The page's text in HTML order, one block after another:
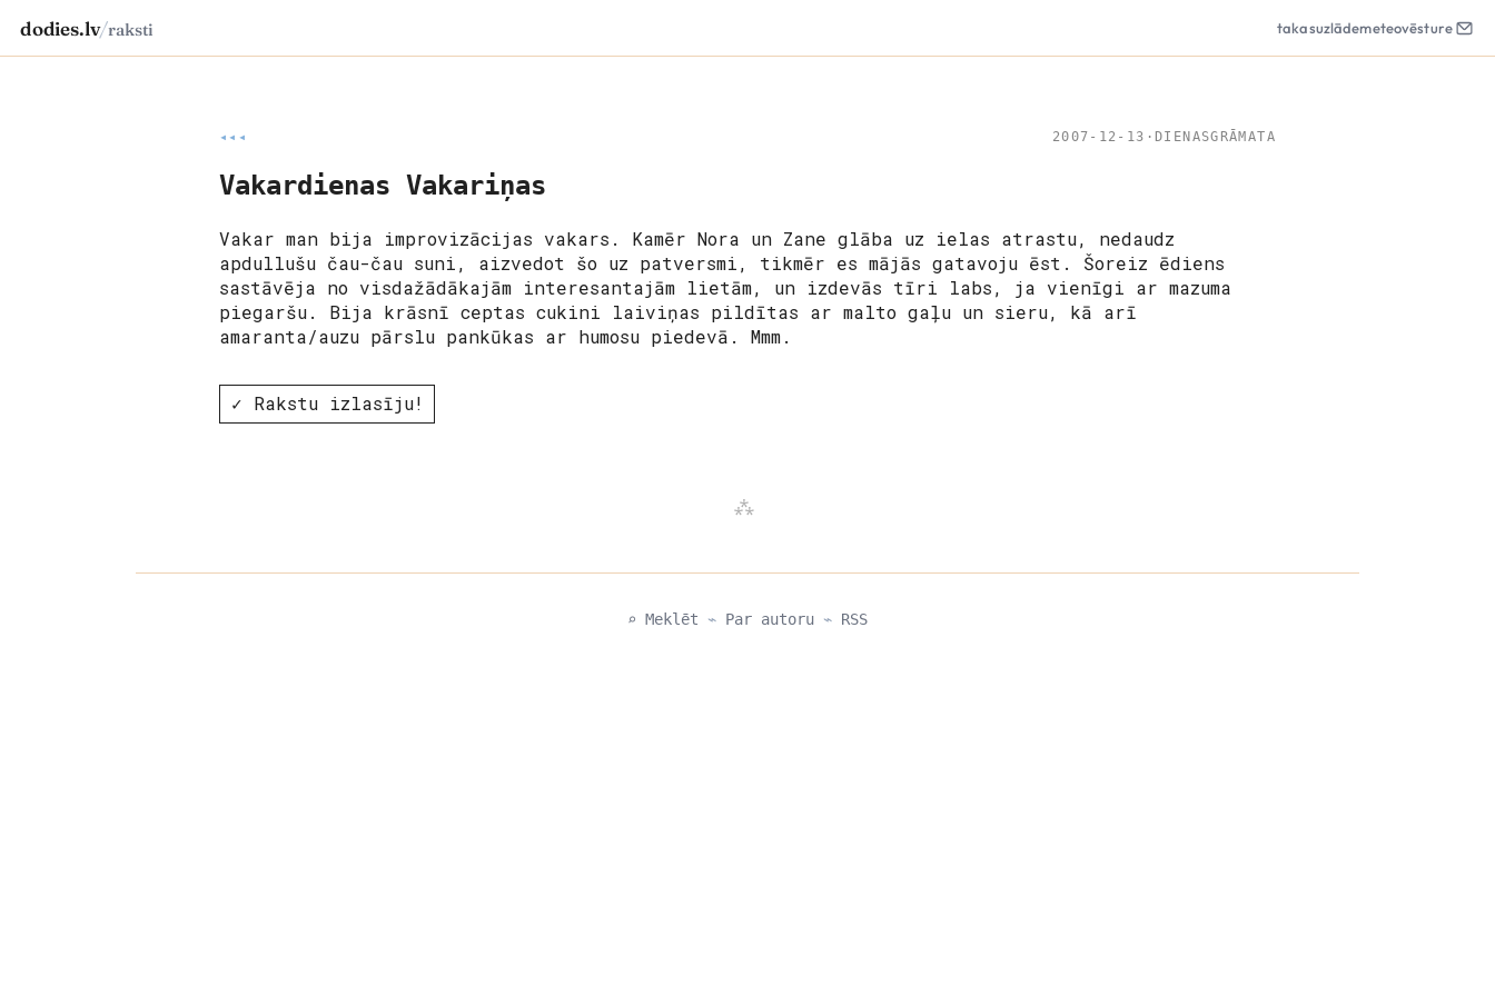
dodies.lv/raksti takasuzlādemeteovēsture
◂◂◂ 2007-12-13 · DIENASGRĀMATA
Vakardienas Vakariņas
Vakar man bija improvizācijas vakars. Kamēr Nora un Zane glāba uz ielas atrastu, nedaudz
apdullušu čau-čau suni, aizvedot šo uz patversmi, tikmēr es mājās gatavoju ēst. Šoreiz ēdiens
sastāvēja no visdažādākajām interesantajām lietām, un izdevās tīri labs, ja vienīgi ar mazuma
piegaršu. Bija krāsnī ceptas cukini laiviņas pildītas ar malto gaļu un sieru, kā arī
amaranta/auzu pārslu pankūkas ar humosu piedevā. Mmm.
✓ Rakstu izlasīju!
⌕ Meklēt ⌁ Par autoru ⌁ RSS